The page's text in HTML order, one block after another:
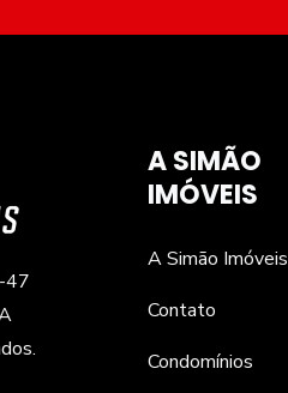
47
A SIMÃO
IMÓVEIS
A Simão Imóveis
Contato
Condomínios